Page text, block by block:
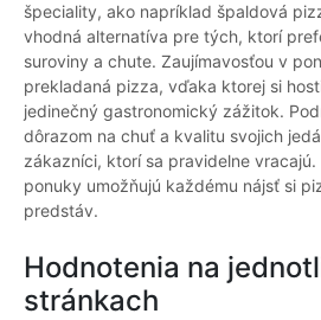
špeciality, ako napríklad špaldová
vhodná alternatíva pre tých, ktorí
suroviny a chute. Zaujímavosťou v
prekladaná pizza, vďaka ktorej si
jedinečný gastronomický zážitok.
dôrazom na chuť a kvalitu svojich
zákazníci, ktorí sa pravidelne
ponuky umožňujú každému nájsť si
predstáv.
Hodnotenia na
stránkach